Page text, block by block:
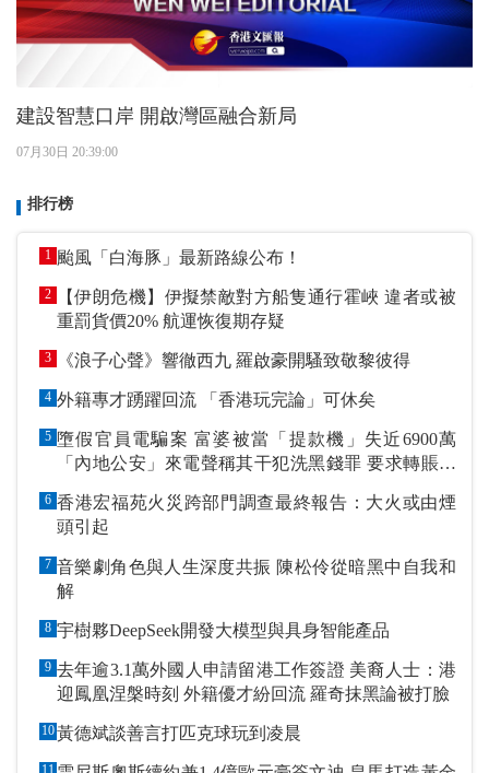
建設智慧口岸 開啟灣區融合新局
07月30日 20:39:00
排行榜
1 颱風「白海豚」最新路線公布！
2
【伊朗危機】伊擬禁敵對方船隻通行霍峽 違者或被
重罰貨價20% 航運恢復期存疑
3 《浪子心聲》響徹西九 羅啟豪開騷致敬黎彼得
4 外籍專才踴躍回流 「香港玩完論」可休矣
5 墮假官員電騙案 富婆被當「提款機」失近6900萬
「內地公安」來電聲稱其干犯洗黑錢罪 要求轉賬到
6 香港宏福苑火災跨部門調查最終報告：大火或由煙
頭引起
7 音樂劇角色與人生深度共振 陳松伶從暗黑中自我和
解
8 宇樹夥DeepSeek開發大模型與具身智能產品
9 去年逾3.1萬外國人申請留港工作簽證 美裔人士：港
迎鳳凰涅槃時刻 外籍優才紛回流 羅奇抹黑論被打臉
10黃德斌談善言打匹克球玩到凌晨
11